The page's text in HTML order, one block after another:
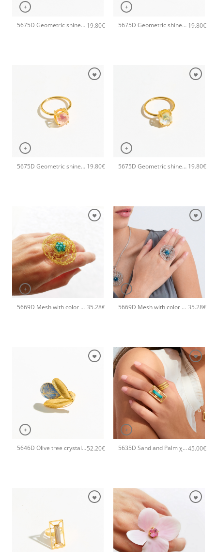
+
5675D Geometric shine small χειροποίητο δαχτυλιδι Catherine bijoux Σιέλ 19.80€
+
5675D Geometric shine small χειροποίητο δαχτυλιδι Catherine bijoux Ροζ 19.80€
+
5675D Geometric shine small χειροποίητο δαχτυλιδι Catherine bijoux Πορτοκαλί 19.80€
+
5675D Geometric shine small χειροποίητο δαχτυλιδι Catherine bijoux Κίτρινο 19.80€
+
5669D Mesh with color χειροποίητο δαχτυλιδι Catherine bijoux Τυρκουάζ 35.28€
+
5669D Mesh with color χειροποίητο δαχτυλιδι Catherine bijoux Σιέλ 35.28€
+
5646D Olive tree crystal χειροποίητο δαχτυλιδι Catherine bijoux Μπλε52.20€
+
5635D Sand and Palm χειροποίητο δαχτυλιδι Catherine bijoux Τυρκουάζ45.00€